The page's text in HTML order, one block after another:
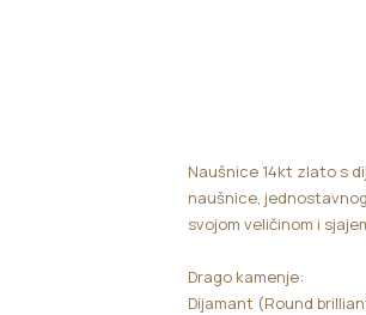
Naušnice 14kt zlato s
naušnice,
svojom veličinom i
Drago kamenje:
Dijamant (Round